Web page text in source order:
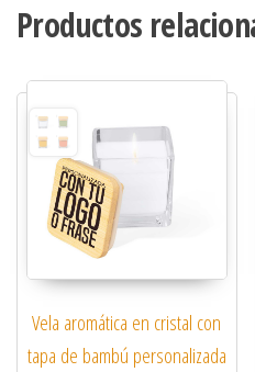
Productos
Vela aromática en cristal con
tapa de bambú personalizada